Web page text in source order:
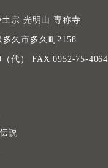
宗 光明山 専称寺
久市多久町2158
代） FAX 0952-75-4064
説